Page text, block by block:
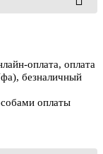
оплата, оплата
безналичный
оплаты